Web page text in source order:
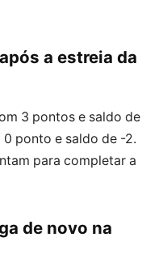
a estreia da
3 pontos e saldo de
ponto e saldo de -2.
para completar a
de novo na